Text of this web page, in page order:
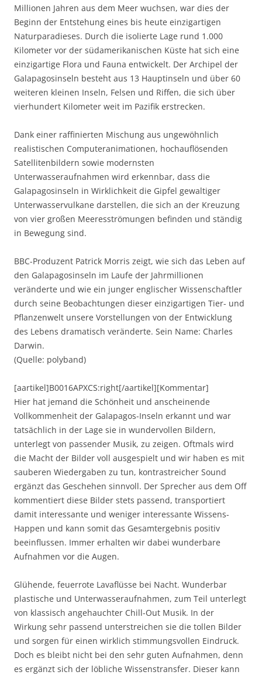
Millionen Jahren aus dem Meer wuchsen, war dies der
Beginn der Entstehung eines bis heute einzigartigen
Naturparadieses. Durch die isolierte Lage rund 1.000
Kilometer vor der südamerikanischen Küste hat sich eine
einzigartige Flora und Fauna entwickelt. Der Archipel der
Galapagosinseln besteht aus 13 Hauptinseln und über 60
weiteren kleinen Inseln, Felsen und Riffen, die sich über
vierhundert Kilometer weit im Pazifik erstrecken.
Dank einer raffinierten Mischung aus ungewöhnlich
realistischen Computeranimationen, hochauflösenden
Satellitenbildern sowie modernsten
Unterwasseraufnahmen wird erkennbar, dass die
Galapagosinseln in Wirklichkeit die Gipfel gewaltiger
Unterwasservulkane darstellen, die sich an der Kreuzung
von vier großen Meeresströmungen befinden und ständig
in Bewegung sind.
BBC-Produzent Patrick Morris zeigt, wie sich das Leben auf
den Galapagosinseln im Laufe der Jahrmillionen
veränderte und wie ein junger englischer Wissenschaftler
durch seine Beobachtungen dieser einzigartigen Tier- und
Pflanzenwelt unsere Vorstellungen von der Entwicklung
des Lebens dramatisch veränderte. Sein Name: Charles
Darwin.
(Quelle: polyband)
[aartikel]B0016APXCS:right[/aartikel][Kommentar]
Hier hat jemand die Schönheit und anscheinende
Vollkommenheit der Galapagos-Inseln erkannt und war
tatsächlich in der Lage sie in wundervollen Bildern,
unterlegt von passender Musik, zu zeigen. Oftmals wird
die Macht der Bilder voll ausgespielt und wir haben es mit
sauberen Wiedergaben zu tun, kontrastreicher Sound
ergänzt das Geschehen sinnvoll. Der Sprecher aus dem Off
kommentiert diese Bilder stets passend, transportiert
damit interessante und weniger interessante Wissens-
Happen und kann somit das Gesamtergebnis positiv
beeinflussen. Immer erhalten wir dabei wunderbare
Aufnahmen vor die Augen.
Glühende, feuerrote Lavaflüsse bei Nacht. Wunderbar
plastische und Unterwasseraufnahmen, zum Teil unterlegt
von klassisch angehauchter Chill-Out Musik. In der
Wirkung sehr passend unterstreichen sie die tollen Bilder
und sorgen für einen wirklich stimmungsvollen Eindruck.
Doch es bleibt nicht bei den sehr guten Aufnahmen, denn
es ergänzt sich der löbliche Wissenstransfer. Dieser kann